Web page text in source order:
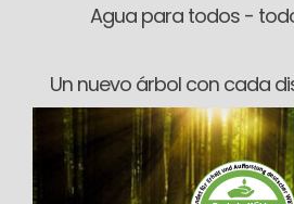
Agua para todos -
Un nuevo árbol con cada